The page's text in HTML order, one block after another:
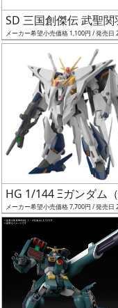
日
発
売
シュ
通知
対象
ギ
ャ
ラ
あ
SD 三国創傑伝 武聖
メーカー希望小売価格 1,100円 / 発売日
HG 1/144 Ξガンダム
メーカー希望小売価格 7,700円 / 発売日